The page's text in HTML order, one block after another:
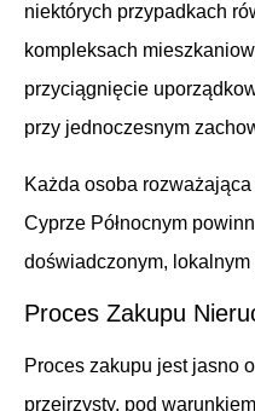
niektórych przypadkach
kompleksach
przyciągnięcie
przy jednoczesnym
Każda osoba
Cyprze Północnym
doświadczonym, lokalnym
Proces Zakupu
Proces zakupu jest jasno
przejrzysty, pod